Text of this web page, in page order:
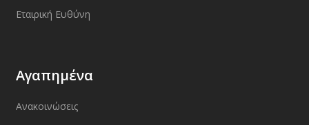
Εταιρική Ευθύνη
Αγαπημένα
Ανακοινώσεις